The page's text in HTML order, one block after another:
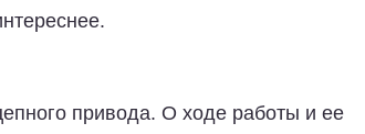
привода. О ходе работы и ее